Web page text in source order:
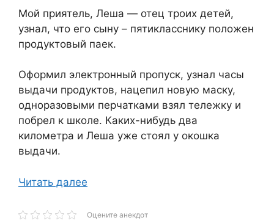
Мой приятель, Леша — отец троих детей,
узнал, что его сыну – пятикласснику положен
продуктовый паек.
Оформил электронный пропуск, узнал часы
выдачи продуктов, нацепил новую маску,
одноразовыми перчатками взял тележку и
побрел к школе. Каких-нибудь два
километра и Леша уже стоял у окошка
выдачи.
Читать далее
Оцените анекдот